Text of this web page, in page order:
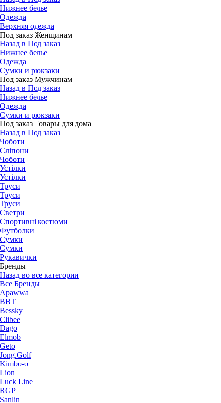
Нижнее белье
Одежда
Верхняя одежда
Под заказ Женщинам
Назад в Под заказ
Нижнее белье
Одежда
Сумки и рюкзаки
Под заказ Мужчинам
Назад в Под заказ
Нижнее белье
Одежда
Сумки и рюкзаки
Под заказ Товары для дома
Назад в Под заказ
Чоботи
Сліпони
Чоботи
Устілки
Устілки
Труси
Труси
Труси
Светри
Спортивні костюми
Футболки
Сумки
Сумки
Рукавички
Бренды
Назад во все категории
Все Бренды
Apawwa
BBT
Bessky
Clibee
Dago
Elmob
Geto
Jong.Golf
Kimbo-o
Lion
Luck Line
RGP
Sanlin